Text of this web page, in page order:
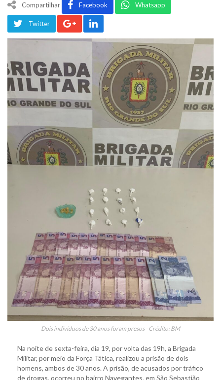
Compartilhar Facebook Whatsapp
Twitter
Dois indivíduos de 30 anos foram presos - Crédito: BM
Na noite de sexta-feira, dia 19, por volta das 19h, a Brigada
Militar, por meio da Força Tática, realizou a prisão de dois
homens, ambos de 30 anos. A prisão, de acusados por tráfico
de drogas, ocorreu no bairro Navegantes, em São Sebastião